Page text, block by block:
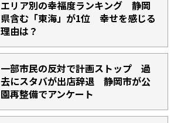
エリア別の幸福度ランキング 静岡
県含む「東海」が1位 幸せを感じる
理由は？
一部市民の反対で計画ストップ 過
去にスタバが出店辞退 静岡市が公
園再整備でアンケート